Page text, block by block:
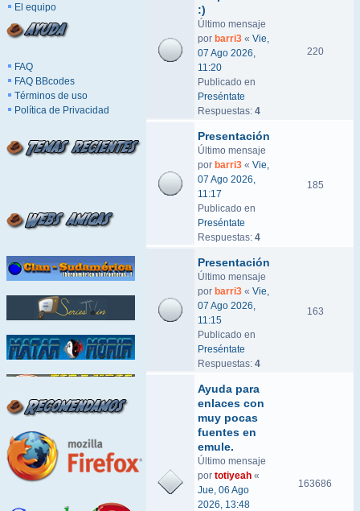
El equipo
FAQ
FAQ BBcodes
Términos de uso
Política de Privacidad
:)
Último mensaje
por barri3 « Vie,
07 Ago 2026,
11:20
Publicado en
Preséntate
Respuestas: 4
220
Presentación
Último mensaje
por barri3 « Vie,
07 Ago 2026,
11:17
Publicado en
Preséntate
Respuestas: 4
185
Presentación
Último mensaje
por barri3 « Vie,
07 Ago 2026,
11:15
Publicado en
Preséntate
Respuestas: 4
163
Ayuda para
enlaces con
muy pocas
fuentes en
emule.
Último mensaje
por totiyeah «
Jue, 06 Ago
2026, 13:48
163686